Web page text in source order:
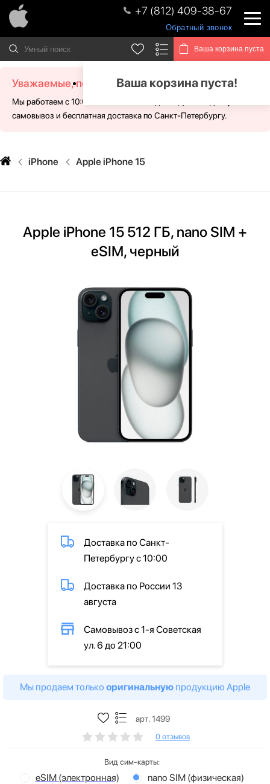
+7 (812) 409-38-67
Обратный звонок
Ваша корзина пуста
Ваша корзина пуста!
Уважаемые, посетители!
Мы работаем с 10:00 - 21:00 без выходных. Для Вас доступен
самовывоз и бесплатная доставка по Санкт-Петербургу.
iPhone Apple iPhone 15
Apple iPhone 15 512 ГБ, nano SIM +
eSIM, черный
Доставка по Санкт-
Петербургу с 10:00
Доставка по России 13
августа
Самовывоз с 1-я Советская
ул. 6 до 21:00
Мы продаем только оригинальную продукцию Apple
арт. 1499
0 отзывов
Вид сим-карты:
eSIM (электронная) nano SIM (физическая)